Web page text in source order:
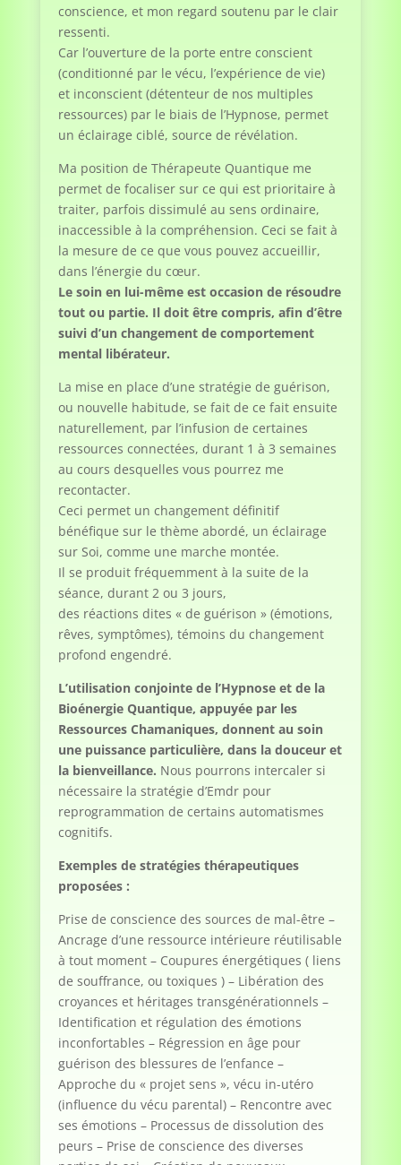
conscience, et mon regard soutenu par le clair
ressenti.
Car l’ouverture de la porte entre conscient
(conditionné par le vécu, l’expérience de vie)
et inconscient (détenteur de nos multiples
ressources) par le biais de l’Hypnose, permet
un éclairage ciblé, source de révélation.
Ma position de Thérapeute Quantique me
permet de focaliser sur ce qui est prioritaire à
traiter, parfois dissimulé au sens ordinaire,
inaccessible à la compréhension. Ceci se fait à
la mesure de ce que vous pouvez accueillir,
dans l’énergie du cœur.
Le soin en lui-même est occasion de résoudre
tout ou partie. Il doit être compris, afin d’être
suivi d’un changement de comportement
mental libérateur.
La mise en place d’une stratégie de guérison,
ou nouvelle habitude, se fait de ce fait ensuite
naturellement, par l’infusion de certaines
ressources connectées, durant 1 à 3 semaines
au cours desquelles vous pourrez me
recontacter.
Ceci permet un changement définitif
bénéfique sur le thème abordé, un éclairage
sur Soi, comme une marche montée.
Il se produit fréquemment à la suite de la
séance, durant 2 ou 3 jours,
des réactions dites « de guérison » (émotions,
rêves, symptômes), témoins du changement
profond engendré.
L’utilisation conjointe de l’Hypnose et de la
Bioénergie Quantique, appuyée par les
Ressources Chamaniques, donnent au soin
une puissance particulière, dans la douceur et
la bienveillance. Nous pourrons intercaler si
nécessaire la stratégie d’Emdr pour
reprogrammation de certains automatismes
cognitifs.
Exemples de stratégies thérapeutiques
proposées :
Prise de conscience des sources de mal-être –
Ancrage d’une ressource intérieure réutilisable
à tout moment – Coupures énergétiques ( liens
de souffrance, ou toxiques ) – Libération des
croyances et héritages transgénérationnels –
Identification et régulation des émotions
inconfortables – Régression en âge pour
guérison des blessures de l’enfance –
Approche du « projet sens », vécu in-utéro
(influence du vécu parental) – Rencontre avec
ses émotions – Processus de dissolution des
peurs – Prise de conscience des diverses